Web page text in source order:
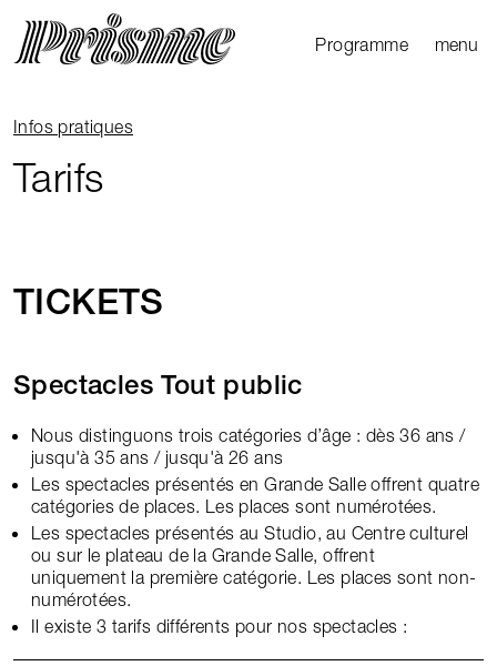
Programme Ouvrir
Fermer
menu
Fil d'Ariane
Infos pratiques
Tarifs
TICKETS
Spectacles Tout public
Nous distinguons trois catégories d’âge : dès 36 ans /
jusqu'à 35 ans / jusqu'à 26 ans
Les spectacles présentés en Grande Salle offrent quatre
catégories de places. Les places sont numérotées.
Les spectacles présentés au Studio, au Centre culturel
ou sur le plateau de la Grande Salle, offrent
uniquement la première catégorie. Les places sont non-
numérotées.
Il existe 3 tarifs différents pour nos spectacles :